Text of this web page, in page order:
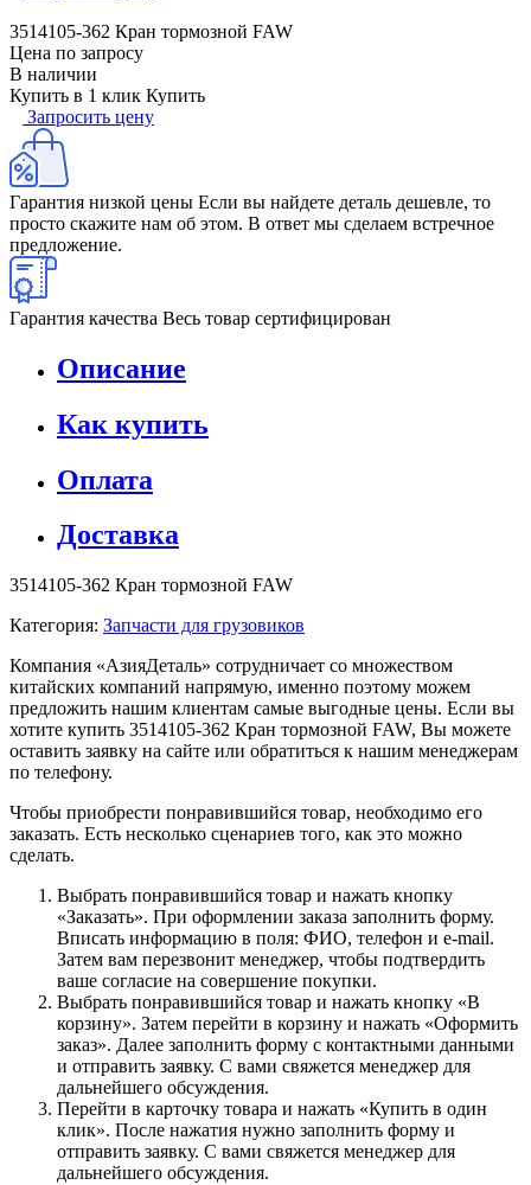
3514105-362 Кран тормозной FAW
Цена по запросу
В наличии
Купить в 1 клик Купить
Запросить цену
Гарантия низкой цены Если вы найдете деталь дешевле, то
просто скажите нам об этом. В ответ мы сделаем встречное
предложение.
Гарантия качества Весь товар сертифицирован
Описание
Как купить
Оплата
Доставка
3514105-362 Кран тормозной FAW
Категория: Запчасти для грузовиков
Компания «АзияДеталь» сотрудничает со множеством
китайских компаний напрямую, именно поэтому можем
предложить нашим клиентам самые выгодные цены. Если вы
хотите купить 3514105-362 Кран тормозной FAW, Вы можете
оставить заявку на сайте или обратиться к нашим менеджерам
по телефону.
Чтобы приобрести понравившийся товар, необходимо его
заказать. Есть несколько сценариев того, как это можно
сделать.
Выбрать понравившийся товар и нажать кнопку
«Заказать». При оформлении заказа заполнить форму.
Вписать информацию в поля: ФИО, телефон и e-mail.
Затем вам перезвонит менеджер, чтобы подтвердить
ваше согласие на совершение покупки.
Выбрать понравившийся товар и нажать кнопку «В
корзину». Затем перейти в корзину и нажать «Оформить
заказ». Далее заполнить форму с контактными данными
и отправить заявку. С вами свяжется менеджер для
дальнейшего обсуждения.
Перейти в карточку товара и нажать «Купить в один
клик». После нажатия нужно заполнить форму и
отправить заявку. С вами свяжется менеджер для
дальнейшего обсуждения.